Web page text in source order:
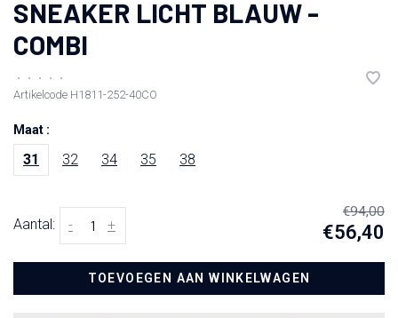
SNEAKER LICHT BLAUW -
COMBI
• • • •
•
Artikelcode H1811-252-40CO
Maat :
31 32 34 35 38
Aantal: +
-
€94,00
€56,40
TOEVOEGEN AAN WINKELWAGEN